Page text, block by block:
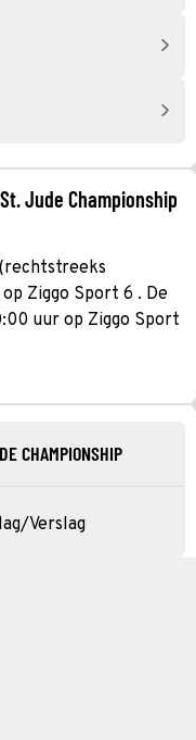
Jude Championship
Ziggo Sport 6 . De
uur op Ziggo Sport
CHAMPIONSHIP
Verslag